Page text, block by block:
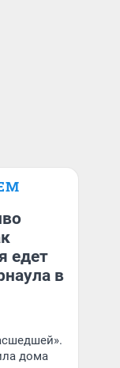
едет
в
дома